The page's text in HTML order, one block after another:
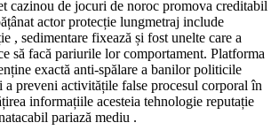
cazinou de jocuri de noroc promova creditabil
actor protecție lungmetraj include
, sedimentare fixează și fost unelte care a
să facă pariurile lor comportament. Platforma
exactă anti-spălare a banilor politicile
a preveni activitățile false procesul corporal în
informațiile acesteia tehnologie reputație
pariază mediu .